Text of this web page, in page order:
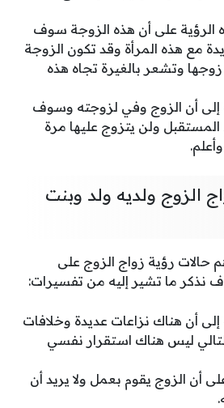
الرؤية على أن هذه الزوجة سوف
مع هذه المرأة وقد تكون الزوجة
وتشعر بالغيرة تجاه هذه
إلى أن الزوج وفي لزوجته وسوف
المستقبل ولن يتزوج عليها مرة
الزوج ولديه ولد وبنت
حالات رؤية زواج الزوج على
نذكر ما تشير إليه من تفسيرات:
أن هناك نزاعات عديدة وخلافات
ليس هناك استقرار نفسي
أن الزوج يقوم بعمل ولا يريد أن